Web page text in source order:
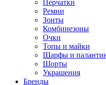
Перчатки
Ремни
Зонты
Комбинезоны
Очки
Топы и майки
Шарфы и
Шорты
Украшения
Бренды